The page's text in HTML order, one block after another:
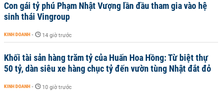
Con gái tỷ phú Phạm Nhật Vượng lần đầu tham gia vào hệ
sinh thái Vingroup
KINH DOANH - 14 giờ trước
Khối tài sản hàng trăm tỷ của Huấn Hoa Hồng: Từ biệt thự
50 tỷ, dàn siêu xe hàng chục tỷ đến vườn tùng Nhật đắt đỏ
KINH DOANH - 10 giờ trước